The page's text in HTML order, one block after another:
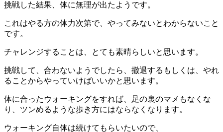
挑戦した結果、体に無理が出たようです。
これはやる方の体力次第で、やってみないとわからないこと
です。
チャレンジすることは、とても素晴らしいと思います。
挑戦して、合わないようでしたら、撤退するもしくは、やれ
ることからやっていけばいいかと思います。
体に合ったウォーキングをすれば、足の裏のマメもなくな
り、ツンめるような歩き方にはならなくなります。
ウォーキング自体は続けてもらいたいので、